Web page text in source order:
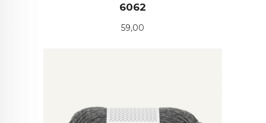
6062
Pris
59,00